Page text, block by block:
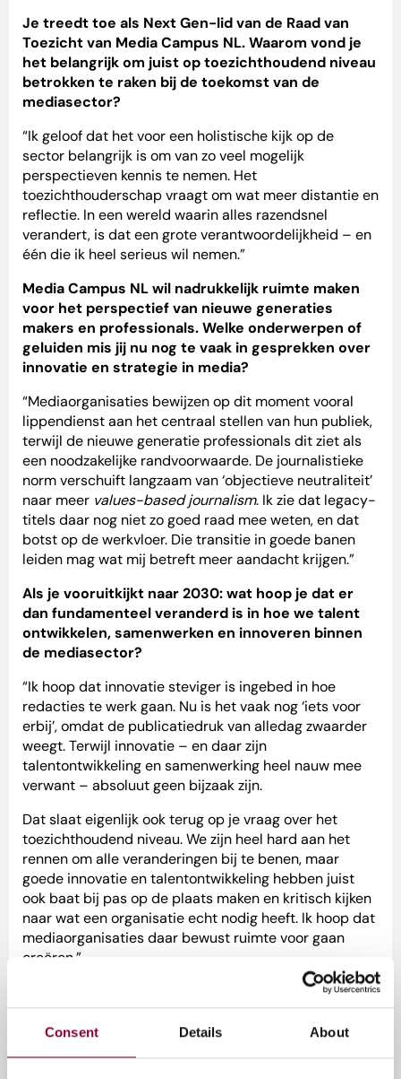
Consent Details About
Je treedt toe als Next Gen-lid van de Raad van
Toezicht van Media Campus NL. Waarom vond je
het belangrijk om juist op toezichthoudend niveau
betrokken te raken bij de toekomst van de
mediasector?
“Ik geloof dat het voor een holistische kijk op de
sector belangrijk is om van zo veel mogelijk
perspectieven kennis te nemen. Het
toezichthouderschap vraagt om wat meer distantie en
reflectie. In een wereld waarin alles razendsnel
verandert, is dat een grote verantwoordelijkheid – en
één die ik heel serieus wil nemen.”
Media Campus NL wil nadrukkelijk ruimte maken
voor het perspectief van nieuwe generaties
makers en professionals. Welke onderwerpen of
geluiden mis jij nu nog te vaak in gesprekken over
innovatie en strategie in media?
“Mediaorganisaties bewijzen op dit moment vooral
lippendienst aan het centraal stellen van hun publiek,
terwijl de nieuwe generatie professionals dit ziet als
een noodzakelijke randvoorwaarde. De journalistieke
norm verschuift langzaam van ‘objectieve neutraliteit’
naar meer values-based journalism. Ik zie dat legacy-
titels daar nog niet zo goed raad mee weten, en dat
botst op de werkvloer. Die transitie in goede banen
leiden mag wat mij betreft meer aandacht krijgen.”
Als je vooruitkijkt naar 2030: wat hoop je dat er
dan fundamenteel veranderd is in hoe we talent
ontwikkelen, samenwerken en innoveren binnen
de mediasector?
“Ik hoop dat innovatie steviger is ingebed in hoe
redacties te werk gaan. Nu is het vaak nog ‘iets voor
erbij’, omdat de publicatiedruk van alledag zwaarder
weegt. Terwijl innovatie – en daar zijn
talentontwikkeling en samenwerking heel nauw mee
verwant – absoluut geen bijzaak zijn.
Dat slaat eigenlijk ook terug op je vraag over het
toezichthoudend niveau. We zijn heel hard aan het
rennen om alle veranderingen bij te benen, maar
goede innovatie en talentontwikkeling hebben juist
ook baat bij pas op de plaats maken en kritisch kijken
naar wat een organisatie echt nodig heeft. Ik hoop dat
mediaorganisaties daar bewust ruimte voor gaan
creëren.”
Met haar internationale ervaring, scherpe blik op